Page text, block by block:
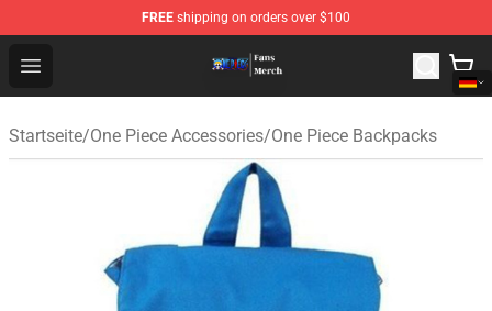
FREE shipping on orders over $100
Open menu
One Piece Store - Official One Piece Merchandise Shop
Startseite/One Piece Accessories/One Piece Backpacks